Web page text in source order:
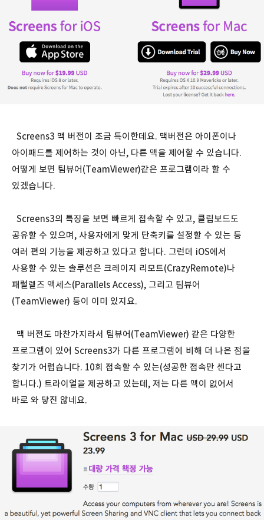
Screens3 맥 버전이 조금 특이한데요. 맥버전은 아이폰이나
아이패드를 제어하는 것이 아닌, 다른 맥을 제어할 수 있습니다.
어떻게 보면 팀뷰어(TeamViewer)같은 프로그램이라 할 수
있겠습니다.
Screens3의 특징을 보면 빠르게 접속할 수 있고, 클립보드도
공유할 수 있으며, 사용자에게 맞게 단축키를 설정할 수 있는 등
여러 편의 기능을 제공하고 있다고 합니다. 그런데 iOS에서
사용할 수 있는 솔루션은 크레이지 리모트(CrazyRemote)나
패럴렐즈 액세스(Parallels Access), 그리고 팀뷰어
(TeamViewer) 등이 이미 있지요.
맥 버전도 마찬가지라서 팀뷰어(TeamViewer) 같은 다양한
프로그램이 있어 Screens3가 다른 프로그램에 비해 더 나은 점을
찾기가 어렵습니다. 10회 접속할 수 있는(성공한 접속만 센다고
합니다.) 트라이얼을 제공하고 있는데, 저는 다른 맥이 없어서
바로 와 닿진 않네요.